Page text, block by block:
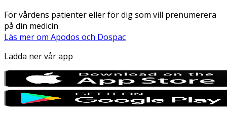
För vårdens patienter eller för dig som vill prenumerera
på din medicin
Läs mer om Apodos och Dospac
Ladda ner vår app